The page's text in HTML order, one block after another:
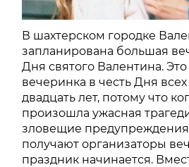
В шахтерском городке
запланирована большая
Дня святого Валентина.
вечеринка в честь Дня
двадцать лет, потому что
произошла ужасная
зловещие
получают организаторы
праздник начинается.